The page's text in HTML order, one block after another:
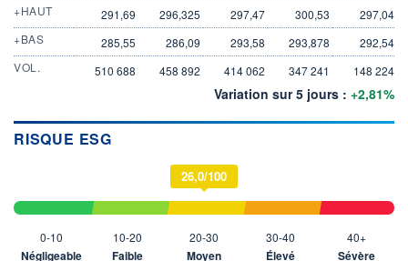
+HAUT
291,69 296,325 297,47 300,53
297,04
+BAS
285,55 286,09 293,58 293,878
292,54
VOL.
510 688 458 892 414 062 347 241 148 224
Variation sur 5 jours : +2,81%
RISQUE ESG
0-10
Négligeable
10-20
Faible
26,0/100
20-30
Moyen
30-40
Élevé
40+
Sévère